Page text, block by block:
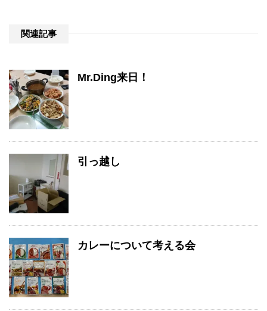
関連記事
Mr.Ding来日！
引っ越し
カレーについて考える会